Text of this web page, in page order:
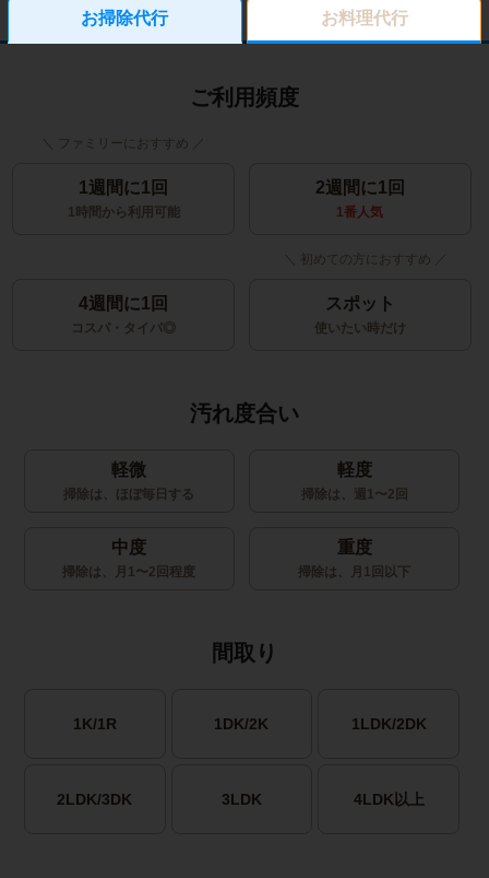
お掃除代行 お料理代行
ご利用頻度
1週間に1回
1時間から利用可能
2週間に1回
1番人気
4週間に1回
コスパ・タイパ◎
スポット
使いたい時だけ
汚れ度合い
軽微
掃除は、ほぼ毎日する
軽度
掃除は、週1〜2回
中度
掃除は、月1〜2回程度
重度
掃除は、月1回以下
間取り
1K/1R 1DK/2K 1LDK/2DK
2LDK/3DK 3LDK 4LDK以上